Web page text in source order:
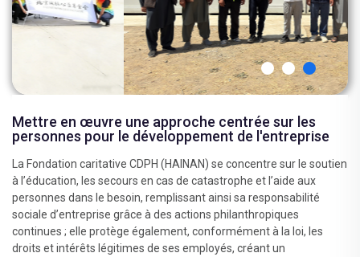
Mettre en œuvre une approche centrée sur les
personnes pour le développement de l'entreprise
La Fondation caritative CDPH (HAINAN) se concentre sur le soutien
à l’éducation, les secours en cas de catastrophe et l’aide aux
personnes dans le besoin, remplissant ainsi sa responsabilité
sociale d’entreprise grâce à des actions philanthropiques
continues ; elle protège également, conformément à la loi, les
droits et intérêts légitimes de ses employés, créant un